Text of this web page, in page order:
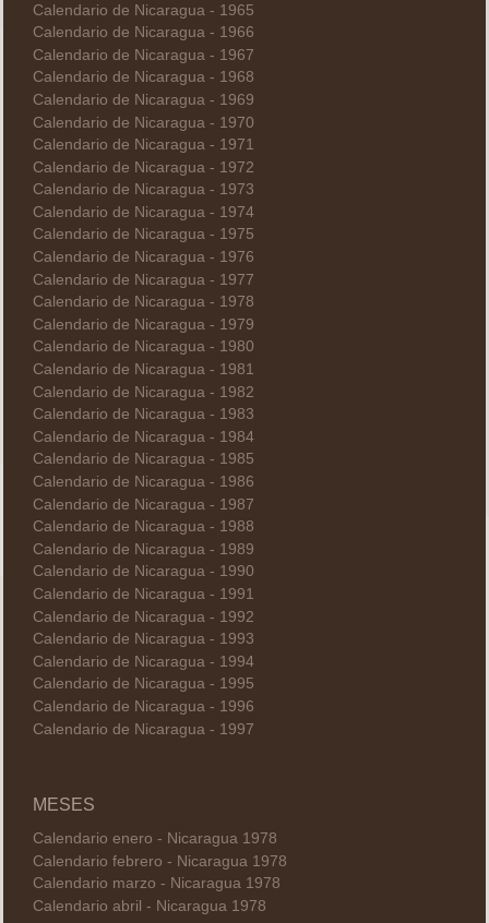
Calendario de Nicaragua - 1965
Calendario de Nicaragua - 1966
Calendario de Nicaragua - 1967
Calendario de Nicaragua - 1968
Calendario de Nicaragua - 1969
Calendario de Nicaragua - 1970
Calendario de Nicaragua - 1971
Calendario de Nicaragua - 1972
Calendario de Nicaragua - 1973
Calendario de Nicaragua - 1974
Calendario de Nicaragua - 1975
Calendario de Nicaragua - 1976
Calendario de Nicaragua - 1977
Calendario de Nicaragua - 1978
Calendario de Nicaragua - 1979
Calendario de Nicaragua - 1980
Calendario de Nicaragua - 1981
Calendario de Nicaragua - 1982
Calendario de Nicaragua - 1983
Calendario de Nicaragua - 1984
Calendario de Nicaragua - 1985
Calendario de Nicaragua - 1986
Calendario de Nicaragua - 1987
Calendario de Nicaragua - 1988
Calendario de Nicaragua - 1989
Calendario de Nicaragua - 1990
Calendario de Nicaragua - 1991
Calendario de Nicaragua - 1992
Calendario de Nicaragua - 1993
Calendario de Nicaragua - 1994
Calendario de Nicaragua - 1995
Calendario de Nicaragua - 1996
Calendario de Nicaragua - 1997
MESES
Calendario enero - Nicaragua 1978
Calendario febrero - Nicaragua 1978
Calendario marzo - Nicaragua 1978
Calendario abril - Nicaragua 1978